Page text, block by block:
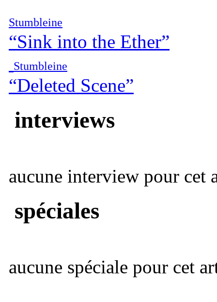
Stumbleine
“Sink into the Ether”
Stumbleine
“Deleted Scene”
interviews
aucune interview pour cet
spéciales
aucune spéciale pour cet